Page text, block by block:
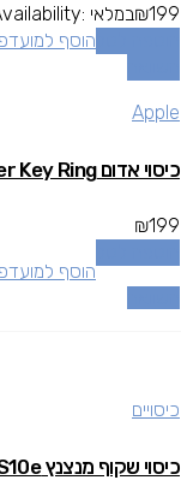
₪199
במלאי
הוסף
Apple
כיסוי אדום Apple – AirTag Leather Key Ring
₪199
הוסף
כיסויים
כיסוי שקוף מנצנץ OtterBox Symmetry – GALAXY S10e